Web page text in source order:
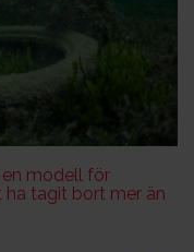
en modell för
tagit bort mer än